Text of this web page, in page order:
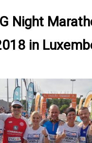
Night
in